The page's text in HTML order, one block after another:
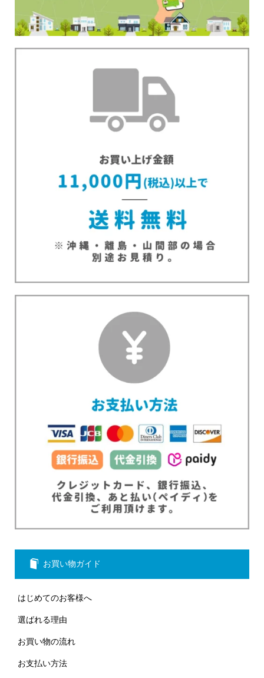
お買い物ガイド
はじめてのお客様へ
選ばれる理由
お買い物の流れ
お支払い方法